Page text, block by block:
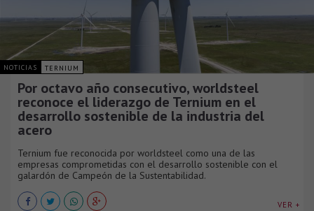
NOTICIAS TERNIUM
Por octavo año consecutivo, worldsteel
reconoce el liderazgo de Ternium en el
desarrollo sostenible de la industria del
acero
Ternium fue reconocida por worldsteel como una de las
empresas comprometidas con el desarrollo sostenible con el
galardón de Campeón de la Sustentabilidad.
VER +